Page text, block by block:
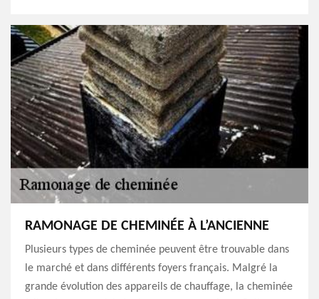
RAMONAGE DE CHEMINÉE À L’ANCIENNE
Plusieurs types de cheminée peuvent être trouvable dans
le marché et dans différents foyers français. Malgré la
grande évolution des appareils de chauffage, la cheminée